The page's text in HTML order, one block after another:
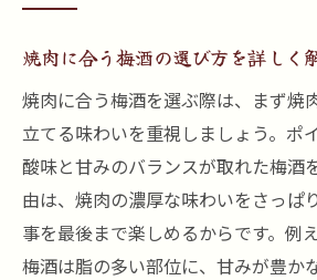
焼肉に合う梅酒の選び方を詳しく
焼肉に合う梅酒を選ぶ際は、まず焼
立てる味わいを重視しましょう。ポ
酸味と甘みのバランスが取れた梅酒
由は、焼肉の濃厚な味わいをさっぱ
事を最後まで楽しめるからです。例
梅酒は脂の多い部位に、甘みが豊か